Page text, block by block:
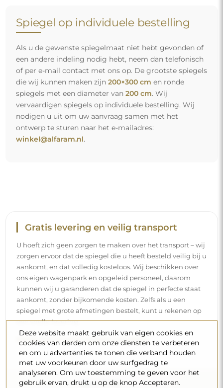
Spiegel op individuele bestelling
Als u de gewenste spiegelmaat niet hebt gevonden of
een andere indeling nodig hebt, neem dan telefonisch
of per e-mail contact met ons op. De grootste spiegels
die wij kunnen maken zijn 200×300 cm en ronde
spiegels met een diameter van 200 cm. Wij
vervaardigen spiegels op individuele bestelling. Wij
nodigen u uit om uw aanvraag samen met het
ontwerp te sturen naar het e-mailadres:
winkel@alfaram.nl.
Gratis levering en veilig transport
U hoeft zich geen zorgen te maken over het transport – wij
zorgen ervoor dat de spiegel die u heeft besteld veilig bij u
aankomt, en dat volledig kosteloos. Wij beschikken over
ons eigen wagenpark en opgeleid personeel, daarom
kunnen wij u garanderen dat de spiegel in perfecte staat
aankomt, zonder bijkomende kosten. Zelfs als u een
spiegel met grote afmetingen bestelt, kunt u rekenen op
een snelle levering.
Bekijk hoe wij onze spiegels verpakken.
Deze website maakt gebruik van eigen cookies en
cookies van derden om onze diensten te verbeteren
en om u advertenties te tonen die verband houden
met uw voorkeuren door uw surfgedrag te
analyseren. Om uw toestemming te geven voor het
gebruik ervan, drukt u op de knop Accepteren.